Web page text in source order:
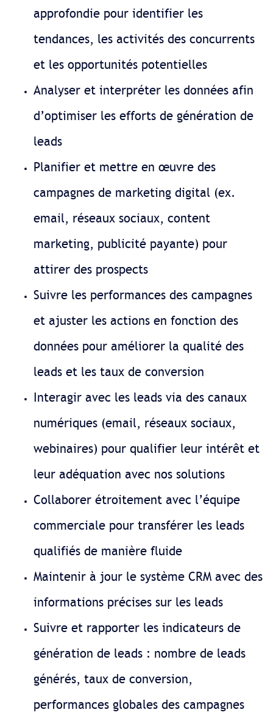
approfondie pour identifier les
tendances, les activités des concurrents
et les opportunités potentielles
Analyser et interpréter les données afin
d’optimiser les efforts de génération de
leads
Planifier et mettre en œuvre des
campagnes de marketing digital (ex.
email, réseaux sociaux, content
marketing, publicité payante) pour
attirer des prospects
Suivre les performances des campagnes
et ajuster les actions en fonction des
données pour améliorer la qualité des
leads et les taux de conversion
Interagir avec les leads via des canaux
numériques (email, réseaux sociaux,
webinaires) pour qualifier leur intérêt et
leur adéquation avec nos solutions
Collaborer étroitement avec l’équipe
commerciale pour transférer les leads
qualifiés de manière fluide
Maintenir à jour le système CRM avec des
informations précises sur les leads
Suivre et rapporter les indicateurs de
génération de leads : nombre de leads
générés, taux de conversion,
performances globales des campagnes